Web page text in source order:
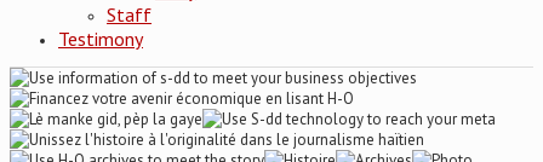
Staff
Testimony